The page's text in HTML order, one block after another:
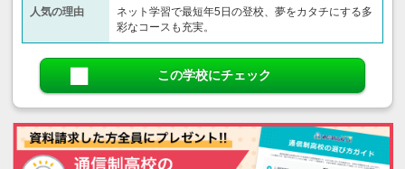
人気の理由
ネット学習で最短年5日の登校、夢をカタチにする多
彩なコースも充実。
この学校にチェック